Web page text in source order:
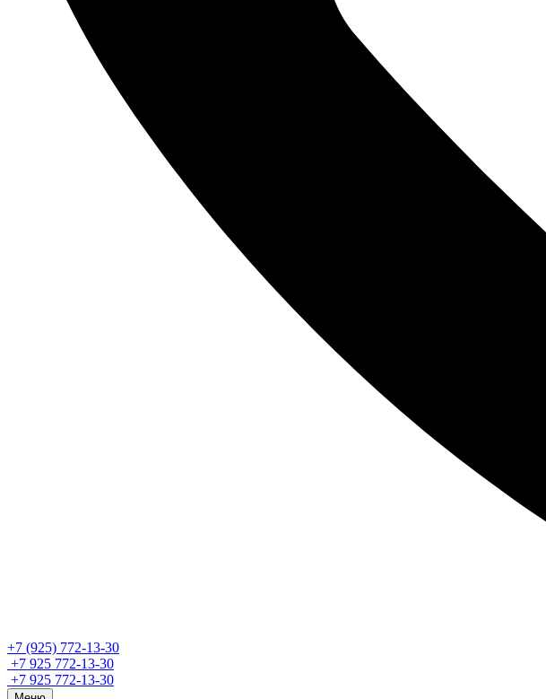
+7 (925) 772-13-30
+7 925 772-13-30
+7 925 772-13-30